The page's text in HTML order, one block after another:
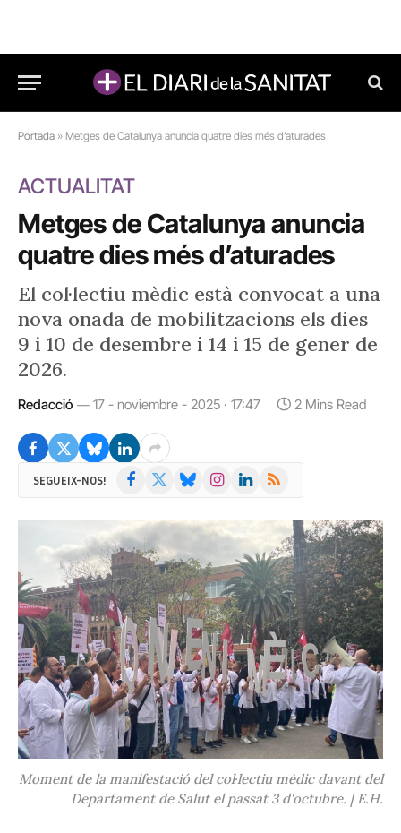
Portada » Metges de Catalunya anuncia quatre dies més d’aturades
ACTUALITAT
Metges de Catalunya anuncia
quatre dies més d’aturades
El col·lectiu mèdic està convocat a una
nova onada de mobilitzacions els dies
9 i 10 de desembre i 14 i 15 de gener de
2026.
Redacció 17 - noviembre - 2025 · 17:47 2 Mins Read
SEGUEIX-NOS! Facebook BlueskyInstagramLinkedIn
RSS
Moment de la manifestació del col·lectiu mèdic davant del
Departament de Salut el passat 3 d'octubre. | E.H.